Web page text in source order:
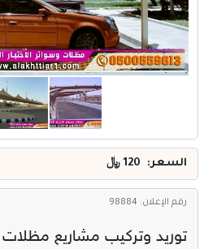
خدمات
المدونة
الشروط & السياسات
تسجيل دخول
السعر: 120 ﷼
رقم الإعلان: 98884
توريد وتركيب مشاريع